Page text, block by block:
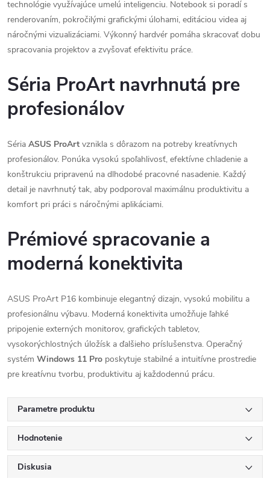
technológie využívajúce umelú inteligenciu. Notebook si poradí s
renderovaním, pokročilými grafickými úlohami, editáciou videa aj
náročnými vizualizáciami. Výkonný hardvér pomáha skracovať dobu
spracovania projektov a zvyšovať efektivitu práce.
Séria ProArt navrhnutá pre
profesionálov
Séria ASUS ProArt vznikla s dôrazom na potreby kreatívnych
profesionálov. Ponúka vysokú spoľahlivosť, efektívne chladenie a
konštrukciu pripravenú na dlhodobé pracovné nasadenie. Každý
detail je navrhnutý tak, aby podporoval maximálnu produktivitu a
komfort pri práci s náročnými aplikáciami.
Prémiové spracovanie a
moderná konektivita
ASUS ProArt P16 kombinuje elegantný dizajn, vysokú mobilitu a
profesionálnu výbavu. Moderná konektivita umožňuje ľahké
pripojenie externých monitorov, grafických tabletov,
vysokorýchlostných úložísk a ďalšieho príslušenstva. Operačný
systém Windows 11 Pro poskytuje stabilné a intuitívne prostredie
pre kreatívnu tvorbu, produktivitu aj každodennú prácu.
Parametre produktu
Hodnotenie
Diskusia